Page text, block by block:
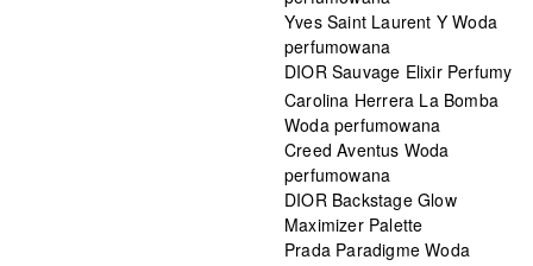
Yves Saint Laurent Y Woda
perfumowana
DIOR Sauvage Elixir Perfumy
Carolina Herrera La Bomba
Woda perfumowana
Creed Aventus Woda
perfumowana
DIOR Backstage Glow
Maximizer Palette
Prada Paradigme Woda